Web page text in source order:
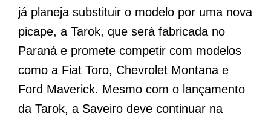
já planeja substituir o modelo por uma nova
picape, a Tarok, que será fabricada no
Paraná e promete competir com modelos
como a Fiat Toro, Chevrolet Montana e
Ford Maverick. Mesmo com o lançamento
da Tarok, a Saveiro deve continuar na